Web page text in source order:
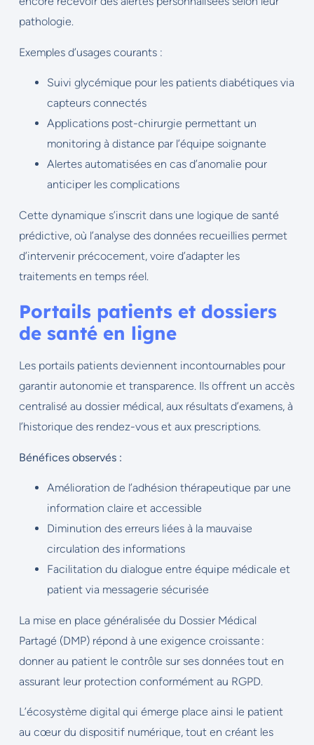
pathologie.
Exemples d’usages courants :
Suivi glycémique pour les patients diabétiques via
capteurs connectés
Applications post-chirurgie permettant un
monitoring à distance par l’équipe soignante
Alertes automatisées en cas d’anomalie pour
anticiper les complications
Cette dynamique s’inscrit dans une logique de santé
prédictive, où l’analyse des données recueillies permet
d’intervenir précocement, voire d’adapter les
traitements en temps réel.
Portails patients et dossiers
de santé en ligne
Les portails patients deviennent incontournables pour
garantir autonomie et transparence. Ils offrent un accès
centralisé au dossier médical, aux résultats d’examens, à
l’historique des rendez-vous et aux prescriptions.
Bénéfices observés :
Amélioration de l’adhésion thérapeutique par une
information claire et accessible
Diminution des erreurs liées à la mauvaise
circulation des informations
Facilitation du dialogue entre équipe médicale et
patient via messagerie sécurisée
La mise en place généralisée du Dossier Médical
Partagé (DMP) répond à une exigence croissante :
donner au patient le contrôle sur ses données tout en
assurant leur protection conformément au RGPD.
L’écosystème digital qui émerge place ainsi le patient
au cœur du dispositif numérique, tout en créant les